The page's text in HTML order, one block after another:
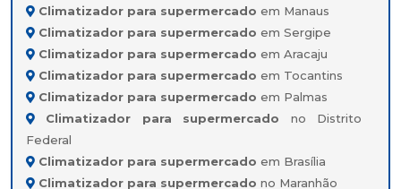
Climatizador para supermercado em Manaus
Climatizador para supermercado em Sergipe
Climatizador para supermercado em Aracaju
Climatizador para supermercado em Tocantins
Climatizador para supermercado em Palmas
Climatizador para supermercado no Distrito
Federal
Climatizador para supermercado em Brasília
Climatizador para supermercado no Maranhão